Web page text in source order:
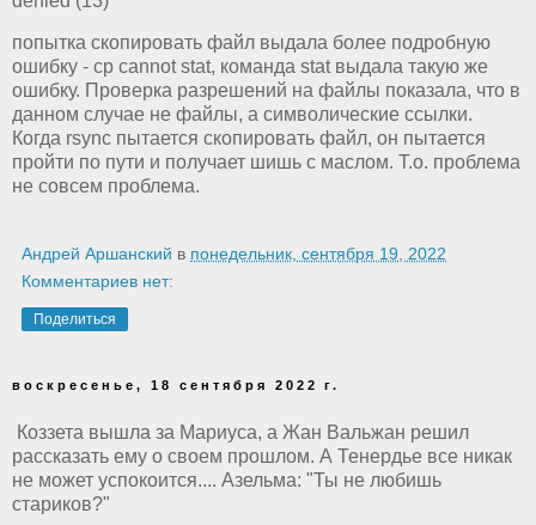
попытка скопировать файл выдала более подробную
ошибку - cp cannot stat, команда stat выдала такую же
ошибку. Проверка разрешений на файлы показала, что в
данном случае не файлы, а символические ссылки.
Когда rsync пытается скопировать файл, он пытается
пройти по пути и получает шишь с маслом. Т.о. проблема
не совсем проблема.
Андрей Аршанский в понедельник, сентября 19, 2022
Комментариев нет:
Поделиться
воскресенье, 18 сентября 2022 г.
Коззета вышла за Мариуса, а Жан Вальжан решил
рассказать ему о своем прошлом. А Тенердье все никак
не может успокоится.... Азельма: "Ты не любишь
стариков?"